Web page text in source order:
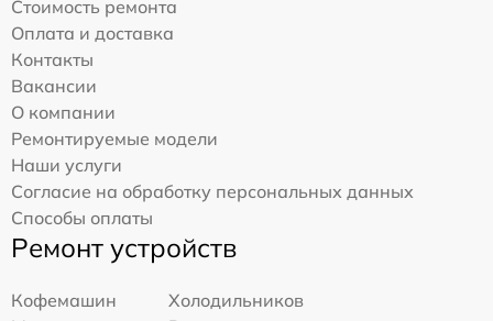
Стоимость ремонта
Оплата и доставка
Контакты
Вакансии
О компании
Ремонтируемые модели
Наши услуги
Согласие на обработку персональных данных
Способы оплаты
Ремонт устройств
Кофемашин
Холодильников